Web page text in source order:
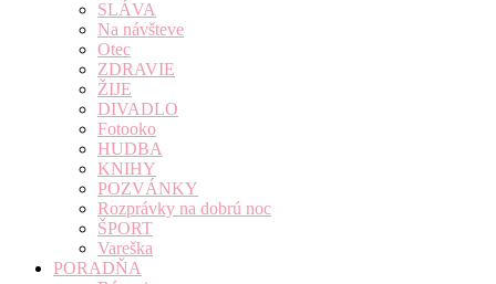
SLÁVA
Na návšteve
Otec
ZDRAVIE
ŽIJE
DIVADLO
Fotooko
HUDBA
KNIHY
POZVÁNKY
Rozprávky na dobrú noc
ŠPORT
Vareška
PORADŇA